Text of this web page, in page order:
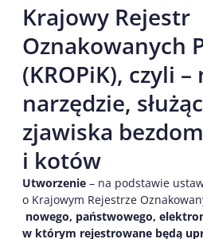
Krajowy Rejestr
Oznakowanych
(KROPiK), czyli –
narzędzie,
zjawiska
i kotów
Utworzenie – na podstawie
o Krajowym Rejestrze
nowego, państwowego,
w którym rejestrowane będą